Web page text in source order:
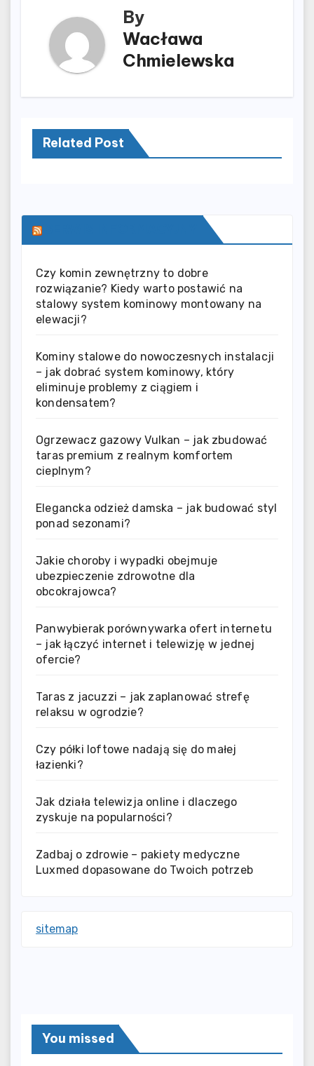
By
Wacława
Chmielewska
Related Post
Czy komin zewnętrzny to dobre
rozwiązanie? Kiedy warto postawić na
stalowy system kominowy montowany na
elewacji?
Kominy stalowe do nowoczesnych instalacji
– jak dobrać system kominowy, który
eliminuje problemy z ciągiem i
kondensatem?
Ogrzewacz gazowy Vulkan – jak zbudować
taras premium z realnym komfortem
cieplnym?
Elegancka odzież damska – jak budować styl
ponad sezonami?
Jakie choroby i wypadki obejmuje
ubezpieczenie zdrowotne dla
obcokrajowca?
Panwybierak porównywarka ofert internetu
– jak łączyć internet i telewizję w jednej
ofercie?
Taras z jacuzzi – jak zaplanować strefę
relaksu w ogrodzie?
Czy półki loftowe nadają się do małej
łazienki?
Jak działa telewizja online i dlaczego
zyskuje na popularności?
Zadbaj o zdrowie – pakiety medyczne
Luxmed dopasowane do Twoich potrzeb
sitemap
You missed